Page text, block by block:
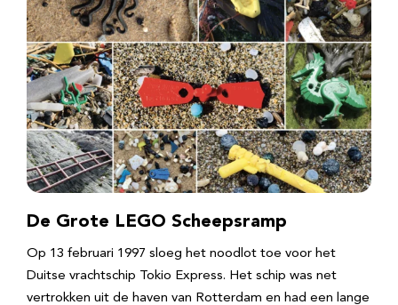
De Grote LEGO Scheepsramp
Op 13 februari 1997 sloeg het noodlot toe voor het
Duitse vrachtschip Tokio Express. Het schip was net
vertrokken uit de haven van Rotterdam en had een lange